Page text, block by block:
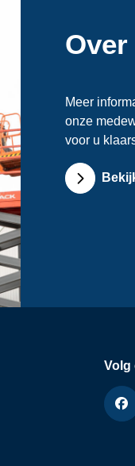
Meer
onze
voor u
Volg